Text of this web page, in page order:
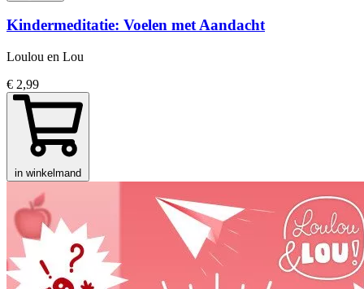
Kindermeditatie: Voelen met Aandacht
Loulou en Lou
€ 2,99
in winkelmand